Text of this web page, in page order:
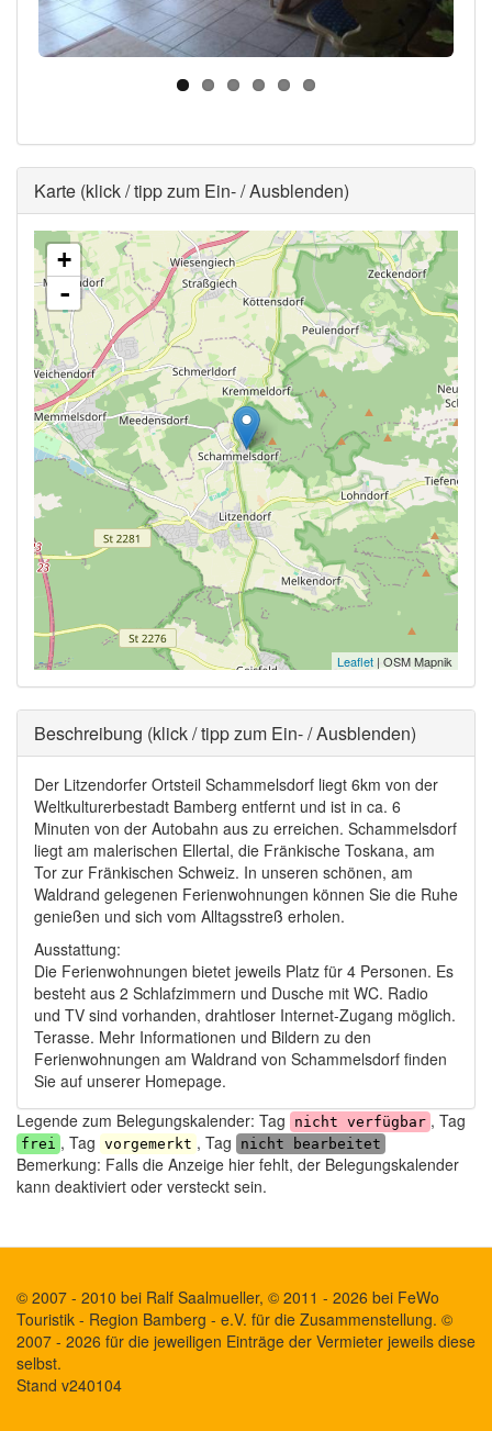
Ausblenden
Karte (klick / tipp zum Ein- / Ausblenden)
+
-
Leaflet | OSM Mapnik
Ausblenden
Beschreibung (klick / tipp zum Ein- / Ausblenden)
Der Litzendorfer Ortsteil Schammelsdorf liegt 6km von der
Weltkulturerbestadt Bamberg entfernt und ist in ca. 6
Minuten von der Autobahn aus zu erreichen. Schammelsdorf
liegt am malerischen Ellertal, die Fränkische Toskana, am
Tor zur Fränkischen Schweiz. In unseren schönen, am
Waldrand gelegenen Ferienwohnungen können Sie die Ruhe
genießen und sich vom Alltagsstreß erholen.
Ausstattung:
Die Ferienwohnungen bietet jeweils Platz für 4 Personen. Es
besteht aus 2 Schlafzimmern und Dusche mit WC. Radio
und TV sind vorhanden, drahtloser Internet-Zugang möglich.
Terasse. Mehr Informationen und Bildern zu den
Ferienwohnungen am Waldrand von Schammelsdorf finden
Sie auf unserer Homepage.
Legende zum Belegungskalender: Tag
nicht verfügbar , Tag
frei , Tag vorgemerkt , Tag nicht bearbeitet
Bemerkung: Falls die Anzeige hier fehlt, der Belegungskalender
kann deaktiviert oder versteckt sein.
© 2007 - 2010 bei Ralf Saalmueller, © 2011 - 2026 bei FeWo
Touristik - Region Bamberg - e.V. für die Zusammenstellung. ©
2007 - 2026 für die jeweiligen Einträge der Vermieter jeweils diese
selbst.
Stand v240104